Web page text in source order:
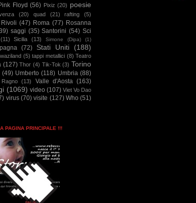
Floyd (56) Pixiz (20) poesie
(20) quad (21) rafting (5)
Rivoli (47) Roma (77) Rosanna
saggi (35) Santorini (54) Sci
(11) Sicilia (13) Simone (Dipa) (1)
(72) Stati Uniti (188)
(5) tappi metallici (8) Teatro
(127) Thor (4) Tik-Tok (3) Torino
(49) Umberto (118) Umbria (88)
(13) Valle d'Aosta (163)
(1069) video (107) Viet Vo Dao
virus (70) visite (127) Who (51)
PAGINA PRINCIPALE !!!